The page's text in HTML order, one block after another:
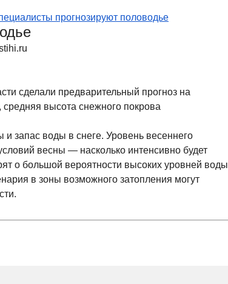
прогнозируют половодье
сделали предварительный прогноз на
высота снежного покрова
запас воды в снеге. Уровень весеннего
весны — насколько интенсивно будет
о большой вероятности высоких уровней воды
в зоны возможного затопления могут